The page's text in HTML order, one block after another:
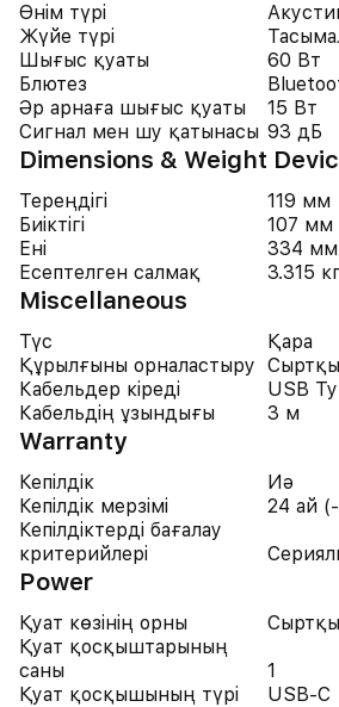
Өнім түрі
Жүйе түрі
Шығыс қуаты
60 Вт
Блютез
Әр арнаға шығыс қуаты
15 Вт
Сигнал мен шу қатынасы 93 дБ
Dimensions & Weight
Тереңдігі
119 мм
Биіктігі
107 мм
Ені
334 мм
Есептелген салмақ
3.315
Miscellaneous
Түс
Қара
Құрылғыны орналастыру Сыртқы
Кабельдер кіреді
USB
Кабельдің ұзындығы
3 м
Warranty
Кепілдік
Иә
Кепілдік мерзімі
24 ай
Кепілдіктерді бағалау
критерийлері
Power
Қуат көзінің орны
Сыртқы
Қуат қосқыштарының
саны
1
Қуат қосқышының түрі
USB-C